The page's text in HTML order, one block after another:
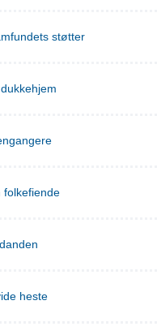
støtter
folkefiende
heste